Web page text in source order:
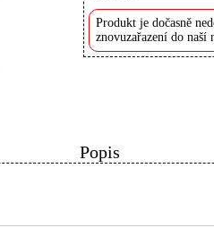
Produkt je dočasně
znovuzařazení do
Popis